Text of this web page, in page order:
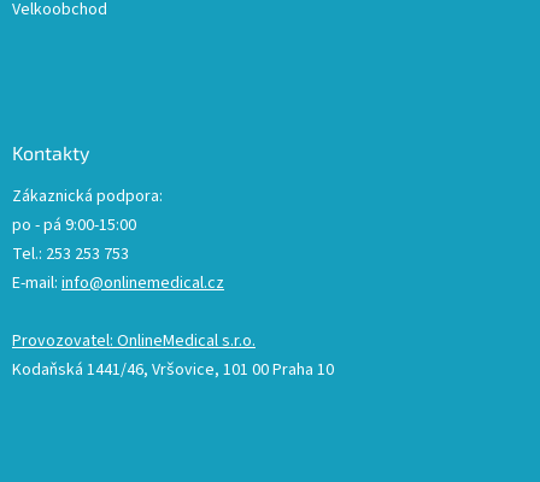
Velkoobchod
Kontakty
Zákaznická podpora:
po - pá 9:00-15:00
Tel.: 253 253 753
E-mail: info@onlinemedical.cz
Provozovatel: OnlineMedical s.r.o.
Kodaňská 1441/46, Vršovice, 101 00 Praha 10